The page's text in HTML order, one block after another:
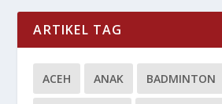
ARTIKEL TAG
ACEH ANAK BADMINTON